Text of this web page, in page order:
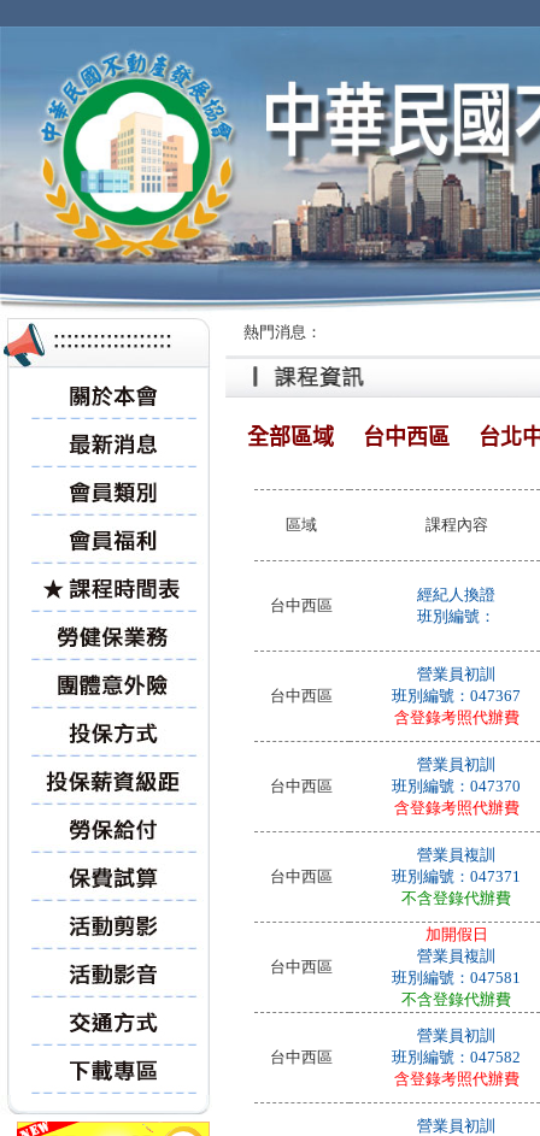
熱門消息：
全部區域 台中西區 台北
區域 課程內容
台中西區
經紀人換證
班別編號：
台中西區
營業員初訓
班別編號：047367
含登錄考照代辦費
台中西區
營業員初訓
班別編號：047370
含登錄考照代辦費
台中西區
營業員複訓
班別編號：047371
不含登錄代辦費
台中西區
加開假日
營業員複訓
班別編號：047581
不含登錄代辦費
台中西區
營業員初訓
班別編號：047582
含登錄考照代辦費
營業員初訓